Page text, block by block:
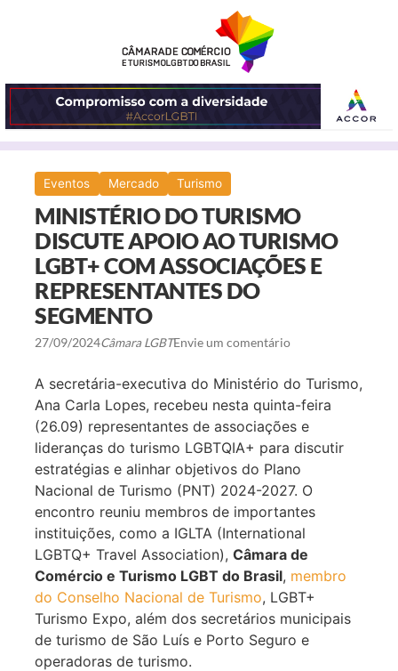
ABRIR
O
MENU
Eventos Mercado Turismo
MINISTÉRIO DO TURISMO
DISCUTE APOIO AO TURISMO
LGBT+ COM ASSOCIAÇÕES E
REPRESENTANTES DO
SEGMENTO
27/09/2024Câmara LGBTEnvie um comentário
A secretária-executiva do Ministério do Turismo,
Ana Carla Lopes, recebeu nesta quinta-feira
(26.09) representantes de associações e
lideranças do turismo LGBTQIA+ para discutir
estratégias e alinhar objetivos do Plano
Nacional de Turismo (PNT) 2024-2027. O
encontro reuniu membros de importantes
instituições, como a IGLTA (International
LGBTQ+ Travel Association),Câmara de
Comércio e Turismo LGBT do Brasil, membro
do Conselho Nacional de Turismo, LGBT+
Turismo Expo, além dos secretários municipais
de turismo de São Luís e Porto Seguro e
operadoras de turismo.